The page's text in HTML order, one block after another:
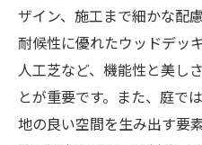
ザイン、施工まで細かな配
耐候性に優れたウッドデッ
人工芝など、機能性と美し
とが重要です。また、庭で
地の良い空間を生み出す要